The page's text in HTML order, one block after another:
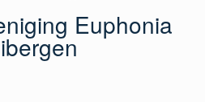
Euphonia